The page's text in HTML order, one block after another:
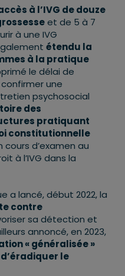
à l’IVG de douze
et de 5 à 7
à une IVG
étendu la
à la pratique
le délai de
une
psychosocial
des
pratiquant
constitutionnelle
d’examen au
à l’IVG dans la
a lancé, début 2022, la
contre
sa détection et
annoncé, en 2023,
« généralisée »
le